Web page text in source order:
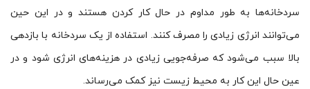
سردخانه‌ها به طور مداوم در حال کار کردن هستند و در این حین
می‌توانند انرژی زیادی را مصرف کنند. استفاده از یک سردخانه با بازدهی
بالا سبب می‌شود که صرفه‌جویی زیادی در هزینه‌های انرژی شود و در
عین حال این کار به محیط زیست نیز کمک می‌رساند.